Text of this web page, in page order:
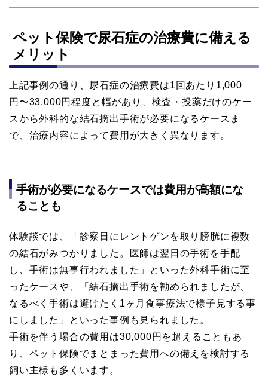
ペット保険で尿石症の治療費に備える
メリット
上記事例の通り、尿石症の治療費は1回あたり1,000
円〜33,000円程度と幅があり、検査・投薬だけのケー
スから外科的な結石摘出手術が必要になるケースま
で、治療内容によって費用が大きく異なります。
手術が必要になるケースでは費用が高額にな
ることも
体験談では、「診察日にレントゲンを取り膀胱に複数
の結石がみつかりました。医師は翌日の手術を手配
し、手術は無事行われました」といった外科手術に至
ったケースや、「結石摘出手術を勧められましたが、
なるべく手術は避けたく1ヶ月食事療法で様子見する事
にしました」といった事例も見られました。
手術を伴う場合の費用は30,000円を超えることもあ
り、ペット保険でまとまった費用への備えを検討する
飼い主様も多くいます。